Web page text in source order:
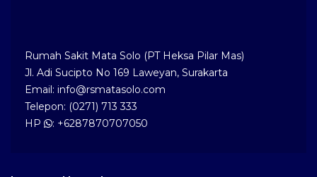
Rumah Sakit Mata Solo (PT Heksa Pilar Mas)
Jl. Adi Sucipto No 169 Laweyan, Surakarta
Email: info@rsmatasolo.com
Telepon: (0271) 713 333
HP
: +6287870707050